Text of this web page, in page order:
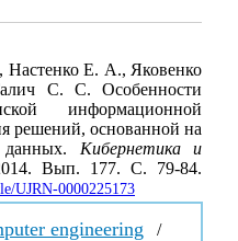
Е. А., Яковенко
С. С. Особенности
информационной
решений, основанной на
данных. Кибернетика и
Вып. 177. С. 79-84.
UJRN-0000225173
engineering /